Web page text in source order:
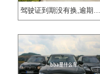
驾驶证到期没有换,逾期怎么办??